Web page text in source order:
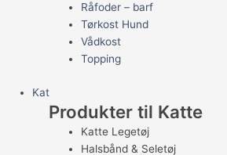
Råfoder – barf
Tørkost Hund
Vådkost
Topping
Kat
Produkter til Katte
Katte Legetøj
Halsbånd & Seletøj